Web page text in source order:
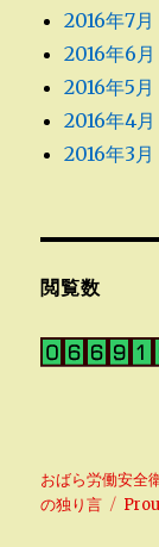
2016年7月
2016年6月
2016年5月
2016年4月
2016年3月
閲覧数
おばら労働安全
の独り言